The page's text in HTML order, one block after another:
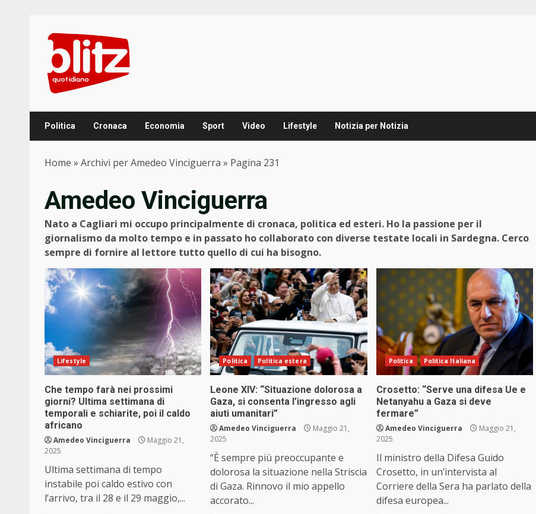
content
Politica Cronaca Economia Sport Video Lifestyle Notizia per Notizia
Home » Archivi per Amedeo Vinciguerra » Pagina 231
Amedeo Vinciguerra
Nato a Cagliari mi occupo principalmente di cronaca, politica ed esteri. Ho la passione per il
giornalismo da molto tempo e in passato ho collaborato con diverse testate locali in Sardegna. Cerco
sempre di fornire al lettore tutto quello di cui ha bisogno.
Lifestyle
Che tempo farà nei prossimi
giorni? Ultima settimana di
temporali e schiarite, poi il caldo
africano
Amedeo Vinciguerra
Maggio 21,
2025
Ultima settimana di tempo
instabile poi caldo estivo con
l’arrivo, tra il 28 e il 29 maggio,...
Politica Politica estera
Leone XIV: “Situazione dolorosa a
Gaza, si consenta l’ingresso agli
aiuti umanitari”
Amedeo Vinciguerra
Maggio 21,
2025
“È sempre più preoccupante e
dolorosa la situazione nella Striscia
di Gaza. Rinnovo il mio appello
accorato...
Politica Politica Italiana
Crosetto: “Serve una difesa Ue e
Netanyahu a Gaza si deve
fermare”
Amedeo Vinciguerra
Maggio 21,
2025
Il ministro della Difesa Guido
Crosetto, in un’intervista al
Corriere della Sera ha parlato della
difesa europea...